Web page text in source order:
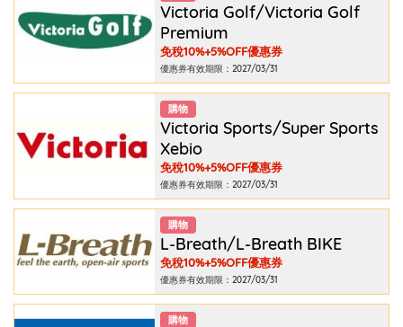
Victoria Golf/Victoria Golf
Premium
免稅10%+5%OFF優惠券
優惠券有效期限：2027/03/31
購物
Victoria Sports/Super Sports
Xebio
免稅10%+5%OFF優惠券
優惠券有效期限：2027/03/31
購物
L-Breath/L-Breath BIKE
免稅10%+5%OFF優惠券
優惠券有效期限：2027/03/31
購物